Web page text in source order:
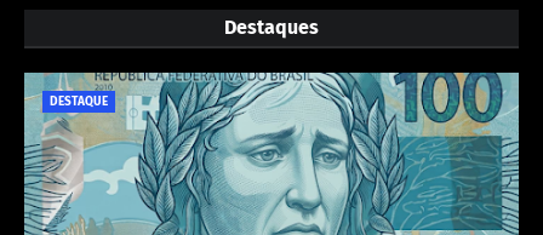
Destaques
DESTAQUE